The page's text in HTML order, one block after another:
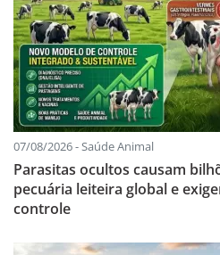
07/08/2026 - Saúde Animal
Parasitas ocultos causam
pecuária leiteira global e
controle